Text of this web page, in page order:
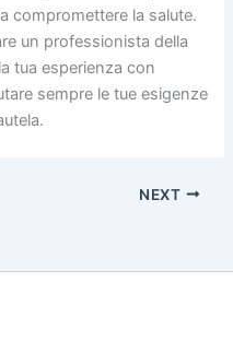
compromettere la salute.
un professionista della
tua esperienza con
sempre le tue esigenze
NEXT